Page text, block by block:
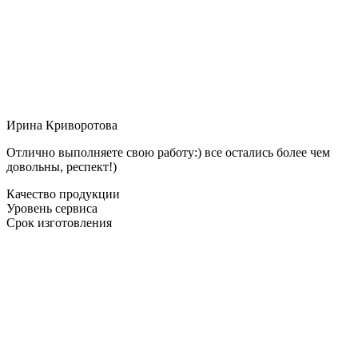
Ирина Криворотова
Отлично выполняете свою работу:) все остались более чем
довольны, респект!)
Качество продукции
Уровень сервиса
Срок изготовления